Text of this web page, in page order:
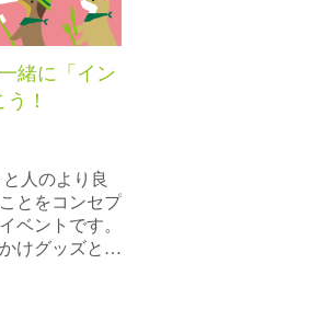
緒に「イン
！
人のより良
とをコンセプ
ベントです。
けグッズと…